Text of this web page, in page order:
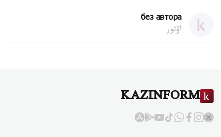
без автора
اۆتور
KAZINFORM